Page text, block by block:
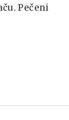
Pečeni